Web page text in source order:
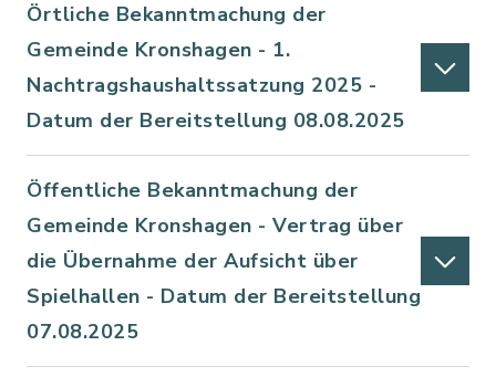
Örtliche Bekanntmachung der
Gemeinde Kronshagen - 1.
Nachtragshaushaltssatzung 2025 -
Datum der Bereitstellung 08.08.2025
Öffentliche Bekanntmachung der
Gemeinde Kronshagen - Vertrag über
die Übernahme der Aufsicht über
Spielhallen - Datum der Bereitstellung
07.08.2025